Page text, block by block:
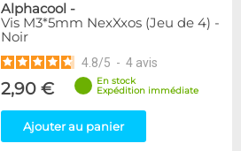
Alphacool -
Vis M3*5mm NexXxos (Jeu de 4) -
Noir
4.8/5 - 4 avis
2,90 €
En stock
Expédition immédiate
Ajouter au panier